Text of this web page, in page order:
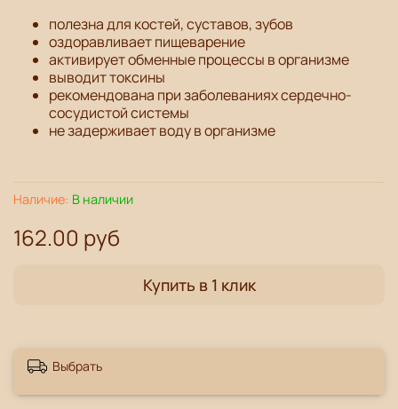
Наличие: В наличии
162.00 руб
Купить в 1 клик
полезна для костей, суставов, зубов
оздоравливает пищеварение
активирует обменные процессы в организме
выводит токсины
рекомендована при заболеваниях сердечно-
сосудистой системы
не задерживает воду в организме
Выбрать